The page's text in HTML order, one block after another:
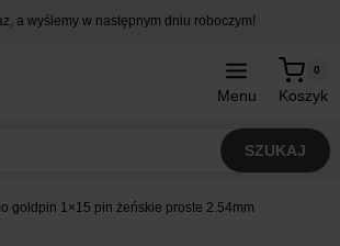
a wyślemy w następnym dniu roboczym!
Menu Koszyk
0
SZUKAJ
goldpin 1×15 pin żeńskie proste 2.54mm